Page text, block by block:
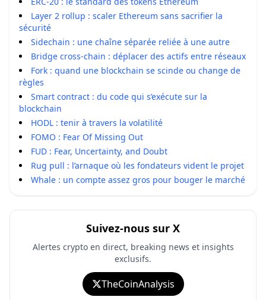
Layer 2 rollup : scaler Ethereum sans sacrifier la
sécurité
Sidechain : une chaîne séparée reliée à une autre
Bridge cross-chain : déplacer des actifs entre réseaux
Fork : quand une blockchain se scinde ou change de
règles
Smart contract : du code qui s’exécute sur la
blockchain
HODL : tenir à travers la volatilité
FOMO : Fear Of Missing Out
FUD : Fear, Uncertainty, and Doubt
Rug pull : l’arnaque où les fondateurs vident le projet
Whale : un compte assez gros pour bouger le marché
Suivez-nous sur X
Alertes crypto en direct, breaking news et insights
exclusifs.
TheCoinAnalysis